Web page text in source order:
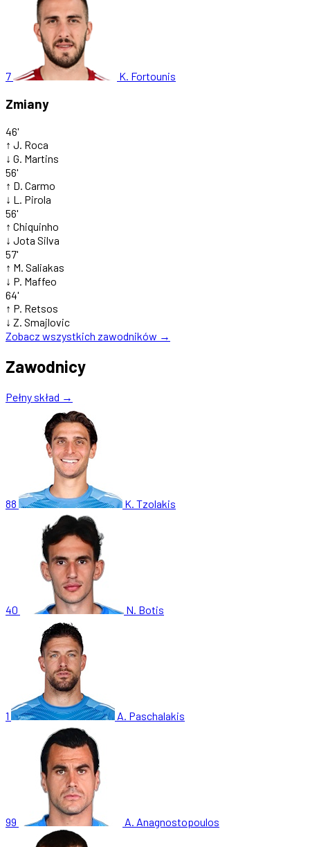
7 K. Fortounis
Zmiany
46'
↑ J. Roca
↓ G. Martins
56'
↑ D. Carmo
↓ L. Pirola
56'
↑ Chiquinho
↓ Jota Silva
57'
↑ M. Saliakas
↓ P. Maffeo
64'
↑ P. Retsos
↓ Z. Smajlovic
Zobacz wszystkich zawodników →
Zawodnicy
Pełny skład →
88 K. Tzolakis
40 N. Botis
1 A. Paschalakis
99 A. Anagnostopoulos